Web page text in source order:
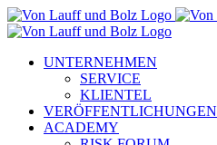
Zum
Inhalt
UNTERNEHMEN
SERVICE
KLIENTEL
VERÖFFENTLICHUNGEN
ACADEMY